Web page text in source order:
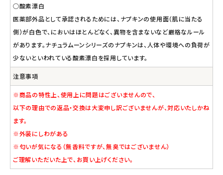
○酸素漂白
医薬部外品として承認されるためには、ナプキンの使用面（肌に当たる
側）が白色で、においはほとんどなく、異物を含まないなど厳格なルール
があります。ナチュラムーンシリーズのナプキンは、人体や環境への負荷が
少ないといわれている酸素漂白を採用しています。
注意事項
※商品の特性上、使用上に問題はございませんので、
以下の理由での返品・交換は大変申し訳ございませんが、対応いたしかね
ます。
※外装にしわがある
※匂いが気になる（無香料ですが、無臭ではございません）
ご理解いただいた上で、お買い上げください。